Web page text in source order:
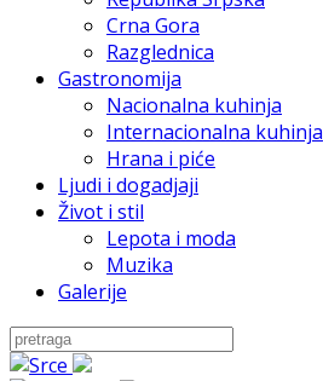
Crna Gora
Razglednica
Gastronomija
Nacionalna kuhinja
Internacionalna kuhinja
Hrana i piće
Ljudi i dogadjaji
Život i stil
Lepota i moda
Muzika
Galerije